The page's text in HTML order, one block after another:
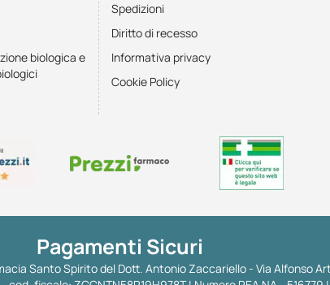
biologica e
Spedizioni
Diritto di recesso
Informativa privacy
Cookie Policy
Pagamenti Sicuri
Santo Spirito del Dott. Antonio Zaccariello - Via Alfonso